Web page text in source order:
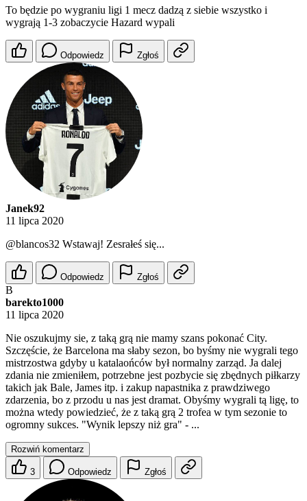
To będzie po wygraniu ligi 1 mecz dadzą z siebie wszystko i
wygrają 1-3 zobaczycie Hazard wypali
Odpowiedz Zgłoś
Janek92
11 lipca 2020
@blancos32 Wstawaj! Zesrałeś się...
Odpowiedz Zgłoś
B
barekto1000
11 lipca 2020
Nie oszukujmy sie, z taką grą nie mamy szans pokonać City.
Szczęście, że Barcelona ma słaby sezon, bo byśmy nie wygrali tego
mistrzostwa gdyby u katalaońców był normalny zarząd. Ja dalej
zdania nie zmieniłem, potrzebne jest pozbycie się zbędnych piłkarzy
takich jak Bale, James itp. i zakup napastnika z prawdziwego
zdarzenia, bo z przodu u nas jest dramat. Obyśmy wygrali tą ligę, to
można wtedy powiedzieć, że z taką grą 2 trofea w tym sezonie to
ogromny sukces. "Wynik lepszy niż gra" - ...
Rozwiń komentarz
3 Odpowiedz Zgłoś